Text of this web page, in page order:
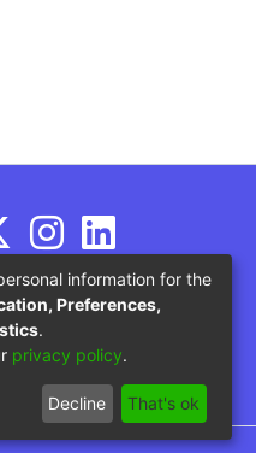
Educación
information for the
Preferences,
.
privacy policy.
Decline That's ok